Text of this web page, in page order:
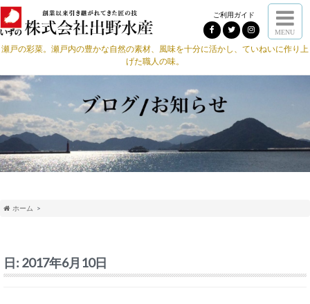
ご利用ガイド
MENU
瀬戸の彩菜。瀬戸内の豊かな自然の素材、風味を十分に活かし、ていねいに作り上
げた職人の味。
ホーム
日: 2017年6月10日